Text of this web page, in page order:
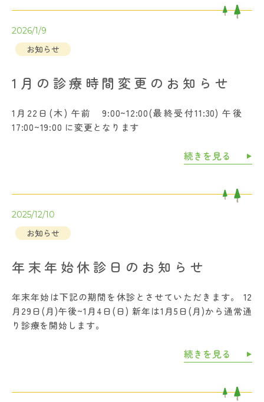
2026/1/9
お知らせ
1月の診療時間変更のお知らせ
1月22日(木) 午前 9:00~12:00(最終受付11:30) 午後
17:00~19:00 に変更となります
続きを見る
2025/12/10
お知らせ
年末年始休診日のお知らせ
年末年始は下記の期間を休診とさせていただきます。 12
月29日(月)午後~1月4日(日) 新年は1月5日(月)から通常通
り診療を開始します。
続きを見る